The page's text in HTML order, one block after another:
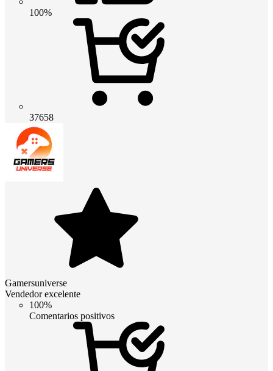
100%
37658
Gamersuniverse
Vendedor excelente
100%
Comentarios positivos